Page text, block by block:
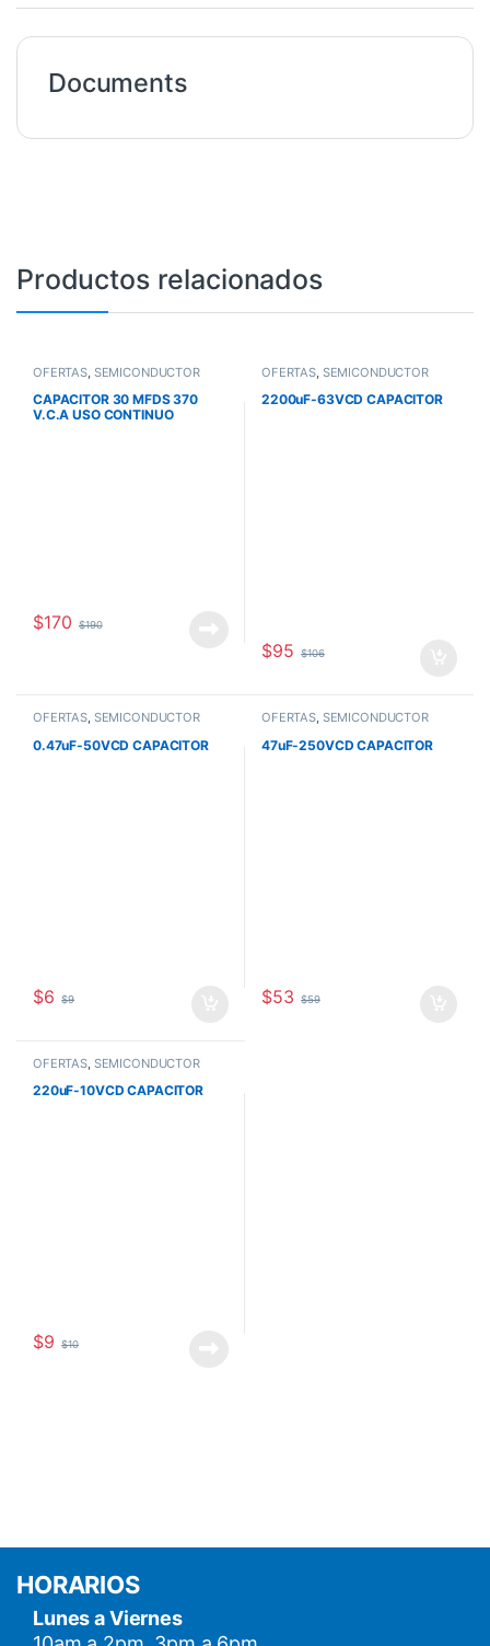
Documents
Productos relacionados
OFERTAS SEMICONDUCTOR
CAPACITOR 30 MFDS 370
V.C.A USO CONTINUO
$170 $190
OFERTAS SEMICONDUCTOR
2200uF-63VCD CAPACITOR
$95 $106
OFERTAS, SEMICONDUCTOR
0.47uF-50VCD CAPACITOR
$6 $9
OFERTAS, SEMICONDUCTOR
47uF-250VCD CAPACITOR
$53 $59
OFERTAS SEMICONDUCTOR
220uF-10VCD CAPACITOR
$9 $10
HORARIOS
Lunes a Viernes